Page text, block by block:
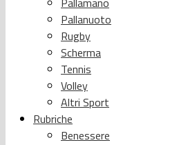
Pallanuoto
Rugby
Scherma
Tennis
Volley
Altri Sport
Rubriche
Benessere